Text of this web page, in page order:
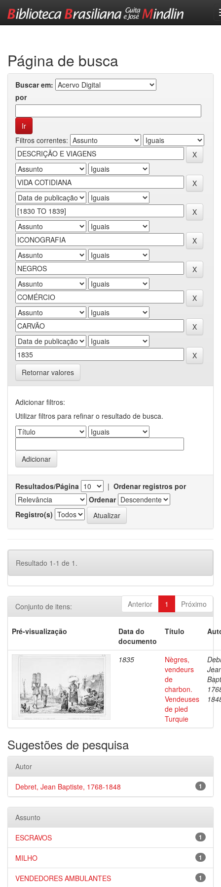
Página de busca
Buscar em:
por
Filtros correntes:
Retornar valores
Adicionar filtros:
Utilizar filtros para refinar o resultado de busca.
Resultados/Página | Ordenar registros por
Ordenar
Registro(s)
Resultado 1-1 de 1.
Anterior 1 Próximo
Conjunto de itens:
Pré-visualização
Data do
documento
Título
1835
Nègres,
vendeurs
de
charbon.
Vendeuses
de pled
Turquie
Sugestões de pesquisa
Autor
1
Debret, Jean Baptiste, 1768-1848
Assunto
1
ESCRAVOS
1
MILHO
1
VENDEDORES AMBULANTES